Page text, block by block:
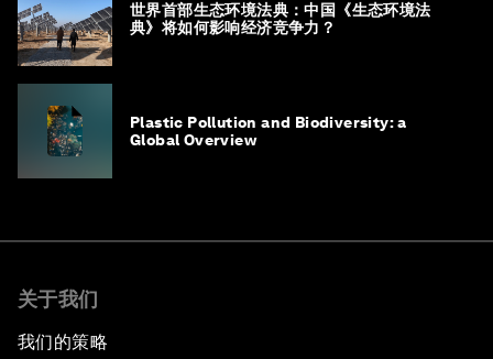
世界首部生态环境法典：中国《生态环境法
典》将如何影响经济竞争力？
Plastic Pollution and Biodiversity: a
Global Overview
关于我们
我们的策略